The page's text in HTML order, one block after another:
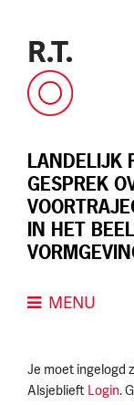
contentR.T.
LANDELIJK
GESPREK
IN HET
MENU
Je moet ingelogd
Alsjeblieft Login.